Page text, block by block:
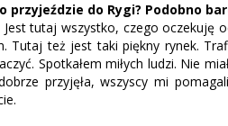
przyjeździe do Rygi? Podobno
tutaj wszystko, czego oczekuję
Tutaj też jest taki piękny rynek.
Spotkałem miłych ludzi. Nie
przyjęła, wszyscy mi